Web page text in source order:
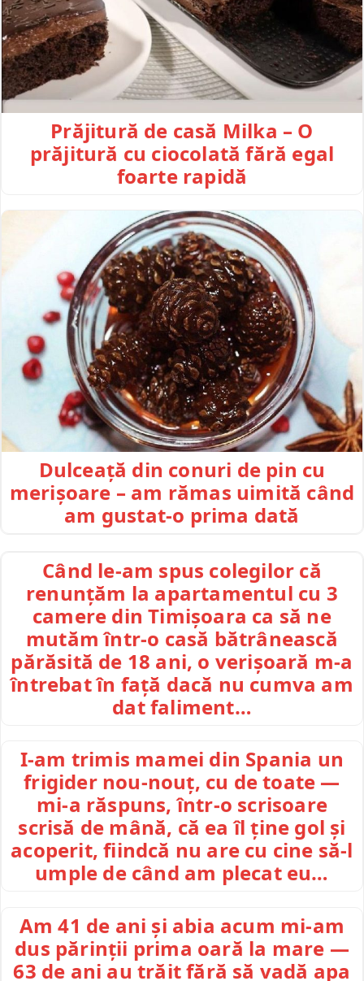
Prăjitură de casă Milka – O
prăjitură cu ciocolată fără egal
foarte rapidă
Dulceață din conuri de pin cu
merișoare – am rămas uimită când
am gustat-o prima dată
Când le-am spus colegilor că
renunțăm la apartamentul cu 3
camere din Timișoara ca să ne
mutăm într-o casă bătrânească
părăsită de 18 ani, o verișoară m-a
întrebat în față dacă nu cumva am
dat faliment…
I-am trimis mamei din Spania un
frigider nou-nouț, cu de toate —
mi-a răspuns, într-o scrisoare
scrisă de mână, că ea îl ține gol și
acoperit, fiindcă nu are cu cine să-l
umple de când am plecat eu…
Am 41 de ani și abia acum mi-am
dus părinții prima oară la mare —
63 de ani au trăit fără să vadă apa